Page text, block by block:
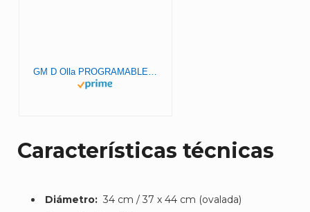
GM D Olla PROGRAMABLE Modelo D con CESTILLO Y Voz
Características técnicas
Diámetro: 34 cm / 37 x 44 cm (ovalada)